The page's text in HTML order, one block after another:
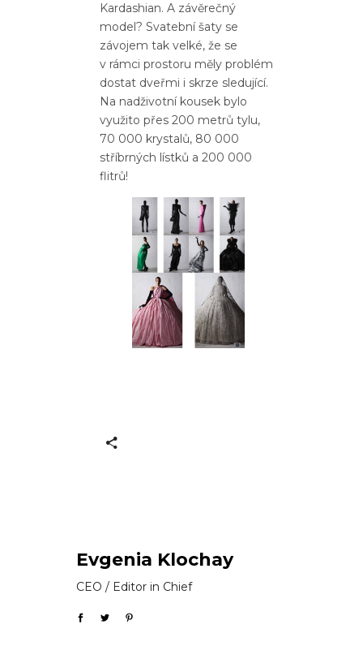
Kardashian. A závěrečný
model? Svatební šaty se
závojem tak velké, že se
v rámci prostoru měly problém
dostat dveřmi i skrze sledující.
Na nadživotní kousek bylo
využito přes 200 metrů tylu,
70 000 krystalů, 80 000
stříbrných lístků a 200 000
flitrů!
Evgenia Klochay
CEO / Editor in Chief